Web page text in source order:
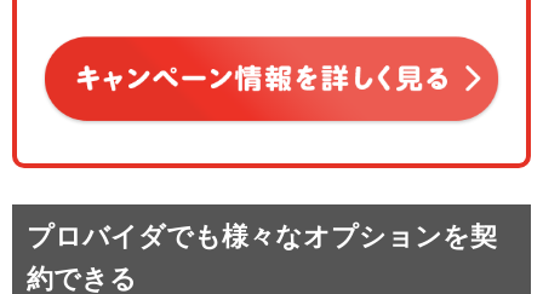
プロバイダでも様々なオプションを契
約できる